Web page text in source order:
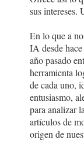
sus intereses.
En lo que a
IA desde
año pasado
herramienta
de cada uno,
entusiasmo,
para analizar
artículos de
origen de